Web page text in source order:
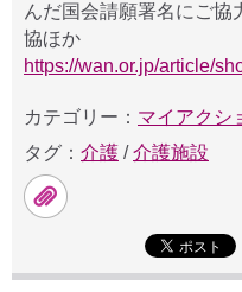
んだ国会請願署名にご
協ほか
https://wan.or.jp/article/
カテゴリー： マイアクシ
タグ： 介護 /介護施設